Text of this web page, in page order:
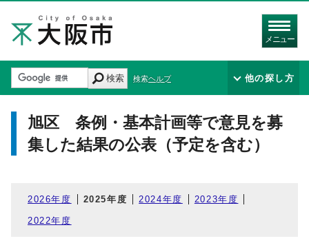
メニュー
検索 検索ヘルプ 他の探し方
旭区 条例・基本計画等で意見を募
集した結果の公表（予定を含む）
2026年度 2025年度 2024年度 2023年度
2022年度